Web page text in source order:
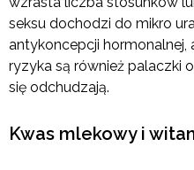
seksu dochodzi do mikro
antykoncepcji hormonalnej,
ryzyka są również palaczki
się odchudzają.
Kwas mlekowy i